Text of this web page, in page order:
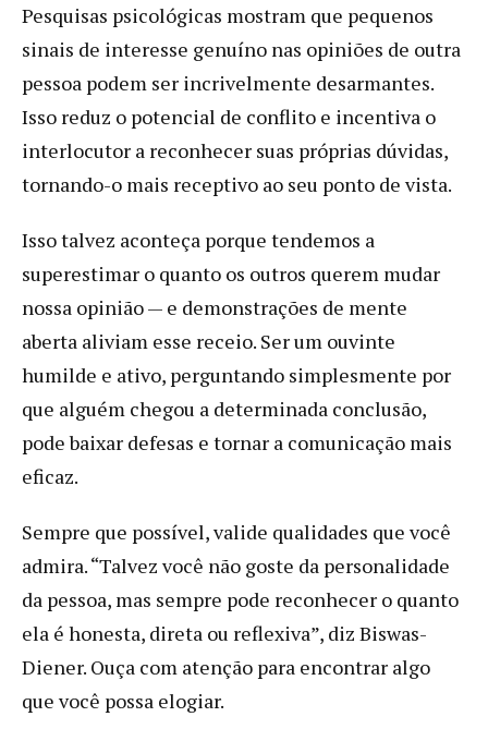
Pesquisas psicológicas mostram que pequenos
sinais de interesse genuíno nas opiniões de outra
pessoa podem ser incrivelmente desarmantes.
Isso reduz o potencial de conflito e incentiva o
interlocutor a reconhecer suas próprias dúvidas,
tornando-o mais receptivo ao seu ponto de vista.
Isso talvez aconteça porque tendemos a
superestimar o quanto os outros querem mudar
nossa opinião — e demonstrações de mente
aberta aliviam esse receio. Ser um ouvinte
humilde e ativo, perguntando simplesmente por
que alguém chegou a determinada conclusão,
pode baixar defesas e tornar a comunicação mais
eficaz.
Sempre que possível, valide qualidades que você
admira. “Talvez você não goste da personalidade
da pessoa, mas sempre pode reconhecer o quanto
ela é honesta, direta ou reflexiva”, diz Biswas-
Diener. Ouça com atenção para encontrar algo
que você possa elogiar.